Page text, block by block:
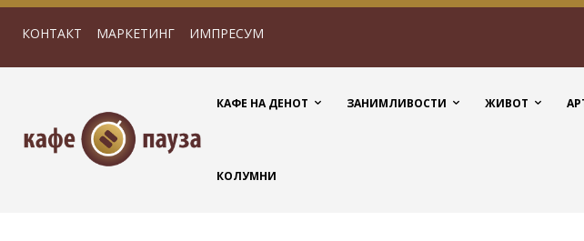
КОНТАКТ МАРКЕТИНГ ИМПРЕСУМ
КАФЕ НА ДЕНОТ ЗАНИМЛИВОСТИ ЖИВОТ
КОЛУМНИ